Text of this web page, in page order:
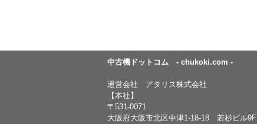
中古機ドットコム - chukoki.com -
運営会社 アタリス株式会社
【本社】
〒531-0071
大阪府大阪市北区中津1-18-18 若杉ビル9F